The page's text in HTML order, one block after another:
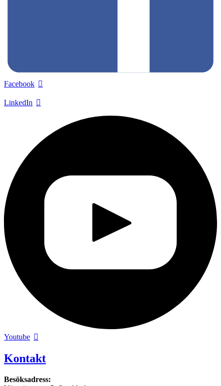
Facebook
LinkedIn
Youtube
Kontakt
Besöksadress: